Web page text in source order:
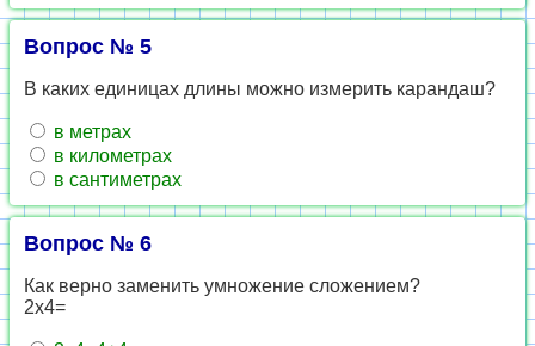
Вопрос № 5
В каких единицах длины можно измерить карандаш?
в метрах
в километрах
в сантиметрах
Вопрос № 6
Как верно заменить умножение сложением?
2х4=